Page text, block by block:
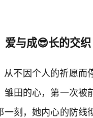
爱与成😎长的交织
从不因个人的祈愿而
雏田的心，第一次
一刻，她内心的防